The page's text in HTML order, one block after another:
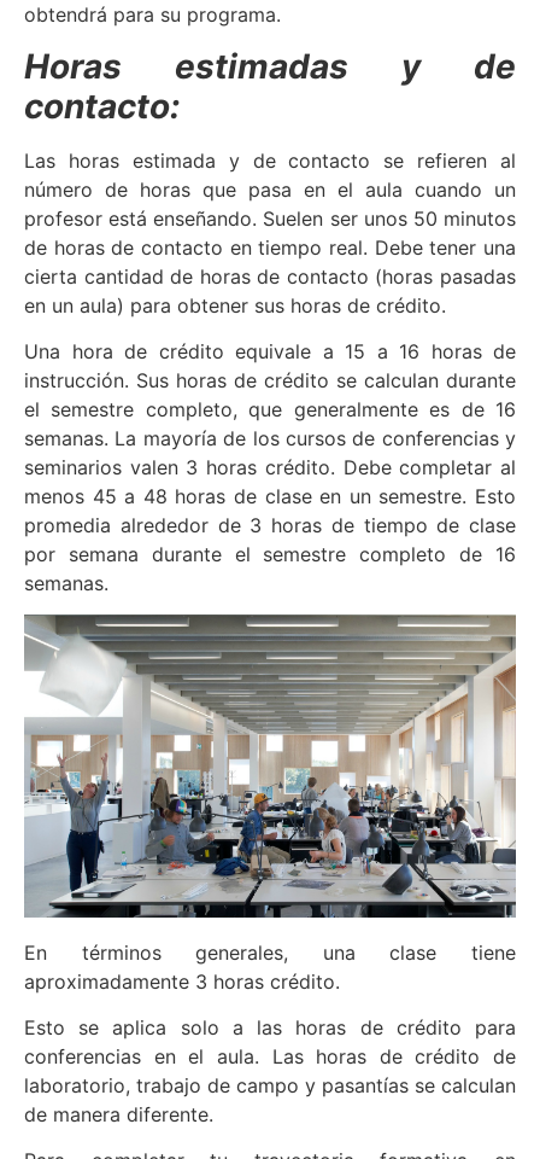
obtendrá para su programa.
Horas estimadas y de
contacto:
Las horas estimada y de contacto se refieren al
número de horas que pasa en el aula cuando un
profesor está enseñando. Suelen ser unos 50 minutos
de horas de contacto en tiempo real. Debe tener una
cierta cantidad de horas de contacto (horas pasadas
en un aula) para obtener sus horas de crédito.
Una hora de crédito equivale a 15 a 16 horas de
instrucción. Sus horas de crédito se calculan durante
el semestre completo, que generalmente es de 16
semanas. La mayoría de los cursos de conferencias y
seminarios valen 3 horas crédito. Debe completar al
menos 45 a 48 horas de clase en un semestre. Esto
promedia alrededor de 3 horas de tiempo de clase
por semana durante el semestre completo de 16
semanas.
En términos generales, una clase tiene
aproximadamente 3 horas crédito.
Esto se aplica solo a las horas de crédito para
conferencias en el aula. Las horas de crédito de
laboratorio, trabajo de campo y pasantías se calculan
de manera diferente.